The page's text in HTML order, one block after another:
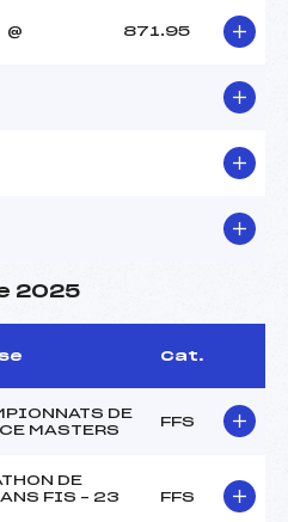
@ 871.95
2025
Cat.
DE
MASTERS
FFS
DE
FIS – 23
FFS